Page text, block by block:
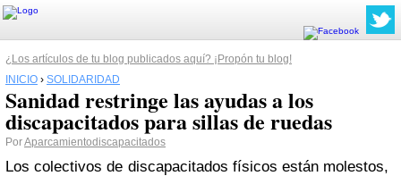
¿Los artículos de tu blog publicados aquí? ¡Propón tu blog!
INICIO › SOLIDARIDAD
Sanidad restringe las ayudas a los
discapacitados para sillas de ruedas
PorAparcamientodiscapacitados
Los colectivos de discapacitados físicos están molestos,